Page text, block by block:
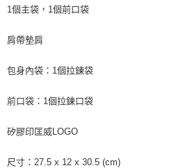
1個主袋，1個前口袋
肩帶墊肩
包身內袋：1個拉鍊袋
前口袋：1個拉鍊口袋
矽膠印匡威LOGO
尺寸：27.5 x 12 x 30.5 (cm)